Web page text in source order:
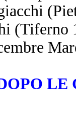
(Tiferno
LE